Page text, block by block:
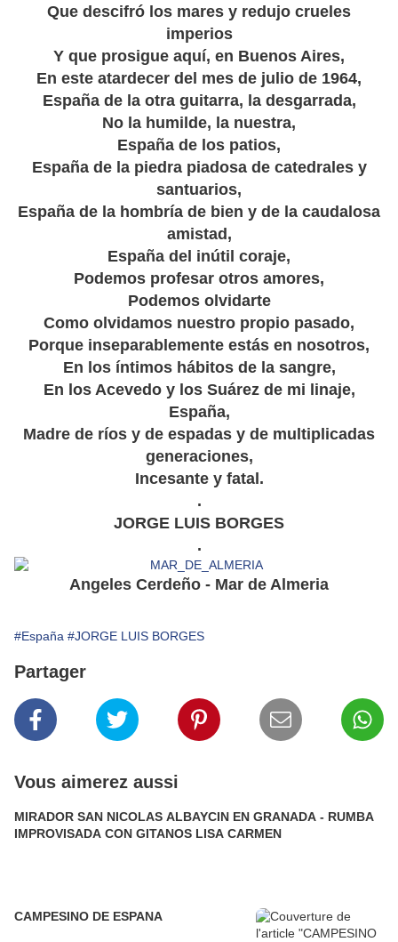
Que descifró los mares y redujo crueles
imperios
Y que prosigue aquí, en Buenos Aires,
En este atardecer del mes de julio de 1964,
España de la otra guitarra, la desgarrada,
No la humilde, la nuestra,
España de los patios,
España de la piedra piadosa de catedrales y
santuarios,
España de la hombría de bien y de la caudalosa
amistad,
España del inútil coraje,
Podemos profesar otros amores,
Podemos olvidarte
Como olvidamos nuestro propio pasado,
Porque inseparablemente estás en nosotros,
En los íntimos hábitos de la sangre,
En los Acevedo y los Suárez de mi linaje,
España,
Madre de ríos y de espadas y de multiplicadas
generaciones,
Incesante y fatal.
.
JORGE LUIS BORGES
.
Angeles Cerdeño - Mar de Almeria
#España #JORGE LUIS BORGES
Partager
Vous aimerez aussi
MIRADOR SAN NICOLAS ALBAYCIN EN GRANADA - RUMBA
IMPROVISADA CON GITANOS LISA CARMEN
CAMPESINO DE ESPANA